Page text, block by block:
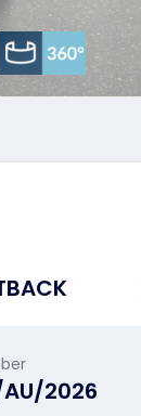
2026